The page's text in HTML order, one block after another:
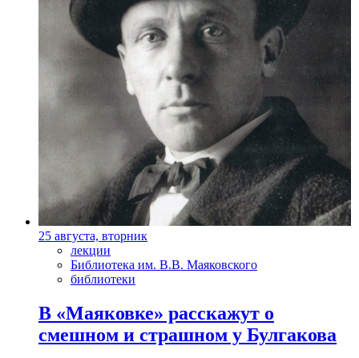
25 августа, вторник
лекции
Библиотека им. В.В. Маяковского
библиотеки
В «Маяковке» расскажут о
смешном и страшном у Булгакова